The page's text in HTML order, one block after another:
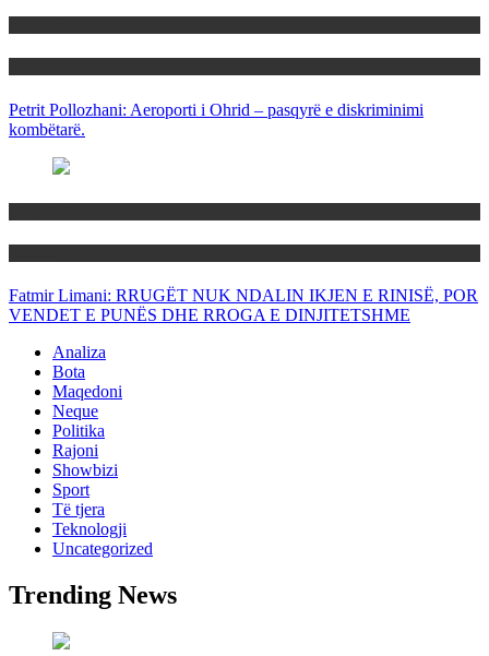
Petrit Pollozhani: Aeroporti i Ohrid – pasqyrë e diskriminimi
kombëtarë.
Fatmir Limani: RRUGËT NUK NDALIN IKJEN E RINISË, POR
VENDET E PUNËS DHE RROGA E DINJITETSHME
Analiza
Bota
Maqedoni
Neque
Politika
Rajoni
Showbizi
Sport
Të tjera
Teknologji
Uncategorized
Trending News